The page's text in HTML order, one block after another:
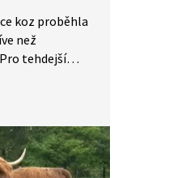
koz proběhla
než
tehdejší